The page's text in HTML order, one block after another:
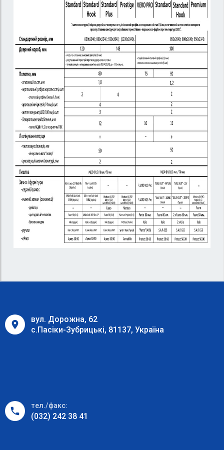
вул. Дорожна, 62
с.Пасіки-Зубрицькі, 81137, Україна
тел./факс:
(032) 242 38 41